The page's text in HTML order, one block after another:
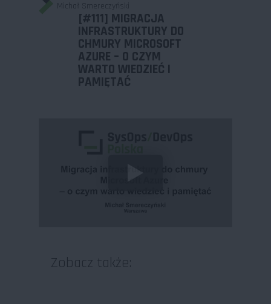
Michał Smereczyński
[#111] MIGRACJA
INFRASTRUKTURY DO
CHMURY MICROSOFT
AZURE – O CZYM
WARTO WIEDZIEĆ I
PAMIĘTAĆ
Zobacz także: